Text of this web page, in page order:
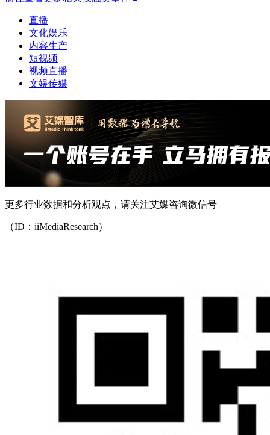
直播
文化娱乐
内容生产
短视频
视频直播
文娱传媒
更多行业数据和分析观点，请关注艾媒咨询微信号
（ID：iiMediaResearch）